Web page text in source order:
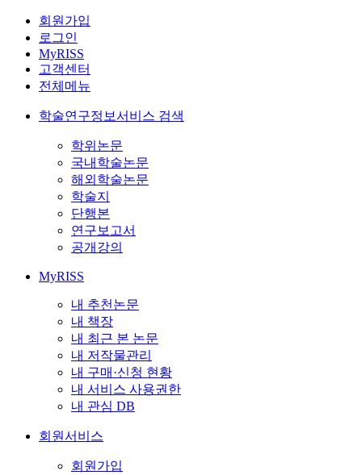
회원가입
로그인
MyRISS
고객센터
전체메뉴
학술연구정보서비스 검색
학위논문
국내학술논문
해외학술논문
학술지
단행본
연구보고서
공개강의
MyRISS
내 추천논문
내 책장
내 최근 본 논문
내 저작물관리
내 구매·신청 현황
내 서비스 사용권한
내 관심 DB
회원서비스
회원가입